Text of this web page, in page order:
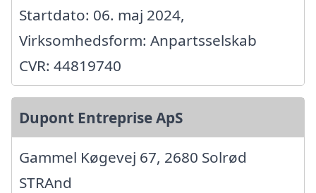
Startdato: 06. maj 2024,
Virksomhedsform: Anpartsselskab
CVR: 44819740
Dupont Entreprise ApS
Gammel Køgevej 67, 2680 Solrød
STRAnd